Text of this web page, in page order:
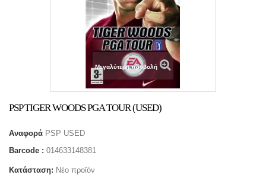
Μεγαλύτερη προβολή
PSP TIGER WOODS PGA TOUR (USED)
Αναφορά PSP USED
Barcode : 014633148381
Κατάσταση: Νέο προϊόν